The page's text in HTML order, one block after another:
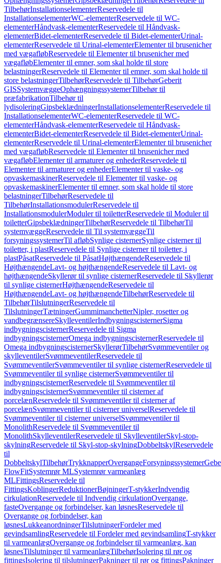
TilbehørInstallationselementerReservedele til
InstallationselementerWC-elementerReservedele til WC-
elementerHåndvask-elementerReservedele til Håndvask-
elementerBidet-elementerReservedele til Bidet-elementerUrinal-
elementerReservedele til Urinal-elementerElementer til brusenicher
med vægafløbReservedele til Elementer til brusenicher med
vægafløbElementer til emner, som skal holde til store
belastningerReservedele til Elementer til emner, som skal holde til
store belastningerTilbehørReservedele til TilbehørGeberit
GISSystemvæggeOphængningssystemerTilbehør til
præfabrikationTilbehør til
lydisoleringGipsbeklædningerInstallationselementerReservedele til
InstallationselementerWC-elementerReservedele til WC-
elementerHåndvask-elementerReservedele til Håndvask-
elementerBidet-elementerReservedele til Bidet-elementerUrinal-
elementerReservedele til Urinal-elementerElementer til brusenicher
med vægafløbReservedele til Elementer til brusenicher med
vægafløbElementer til armaturer og enhederReservedele til
Elementer til armaturer og enhederElementer til vaske- og
opvaskemaskinerReservedele til Elementer til vaske- og
opvaskemaskinerElementer til emner, som skal holde til store
belastningerTilbehørReservedele til
TilbehørInstallationsmodulerReservedele til
InstallationsmodulerModuler til toiletterReservedele til Moduler til
toiletterGipsbeklædningerTilbehørReservedele til TilbehørTil
systemvæggeReservedele til Til systemvæggeTil
forsyningssystemerTil afløbSynlige cisternerSynlige cisterner til
toiletter, i plastReservedele til Synlige cisterner til toiletter, i
plastPåsatReservedele til PåsatHøjthængendeReservedele til
HøjthængendeLavt- og højthængendeReservedele til Lavt- og
højthængendeSkyllerør til synlige cisternerReservedele til Skyllerør
til synlige cisternerHøjthængendeReservedele til
HøjthængendeLavt- og højthængendeTilbehørReservedele til
TilbehørTilslutningerReservedele til
TilslutningerTætningerGummimanchetterNipler, rosetter og
vandbegrænsereSkylleventilerIndbygningscisternerSigma
indbygningscisternerReservedele til Sigma
indbygningscisternerOmega indbygningscisternerReservedele til
Omega indbygningscisternerSkyllerørTilbehørSvømmeventiler og
skylleventilerSvømmeventilerReservedele til
SvømmeventilerSvømmeventiler til synlige cisternerReservedele til
Svømmeventiler til synlige cisternerSvømmeventiler til
indbygningscisternerReservedele til Svømmeventiler til
indbygningscisternerSvømmeventiler til cisterner af
porcelænReservedele til Svømmeventiler til cisterner af
porcelænSvømmeventiler til cisterner universelReservedele til
Svømmeventiler til cisterner universelSvømmeventiler til
MonolithReservedele til Svømmeventiler til
MonolithSkylleventilerReservedele til SkylleventilerSkyl-stop-
skylningReservedele til Skyl-stop-skylningDobbeltskylReservedele
til
DobbeltskylTilbehørTrykknapperOvergangeForsyningssystemer
FlowFitSystemrør MLSystemrør varmeanlæg
MLFittingsReservedele til
FittingsKoblingerReduktionerBøjningerT-stykkerIndvendig
cirkulationReservedele til Indvendig cirkulationOvergange,
fasteOvergange og forbindelser, kan løsnesReservedele til
Overgange og forbindelser, kan
løsnesLukkeanordningerTilslutningerFordeler med
gevindsamlingReservedele til Fordeler med gevindsamlingT-stykker
til varmeanlægOvergange og forbindelser til varmeanlæg, kan
løsnesTilslutninger til varmeanlægTilbehørIsolering til rør og
fittingsIsolering til tilslutningerPakninger til rør og fittingsPakninger